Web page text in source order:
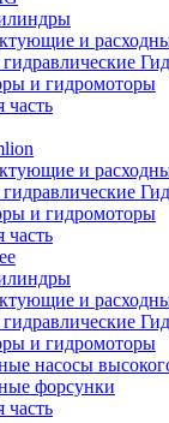
и
и гидромоторы
часть
и
и гидромоторы
часть
и
и гидромоторы
насосы
форсунки
часть